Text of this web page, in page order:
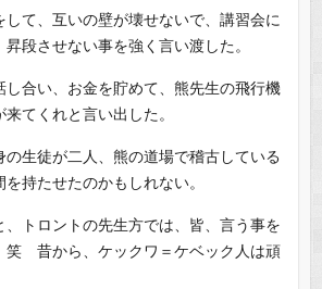
して、互いの壁が壊せないで、講習会に
段させない事を強く言い渡した。
し合い、お金を貯めて、熊先生の飛行機
てくれと言い出した。
の生徒が二人、熊の道場で稽古している
持たせたのかもしれない。
、トロントの先生方では、皆、言う事を
笑 昔から、ケックワ＝ケベック人は頑